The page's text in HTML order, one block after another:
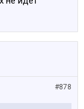
Что по
на насос
заработает,
время
#878